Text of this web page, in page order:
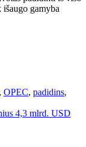
gamyba
, OPEC, padidins,
4,3 mlrd. USD